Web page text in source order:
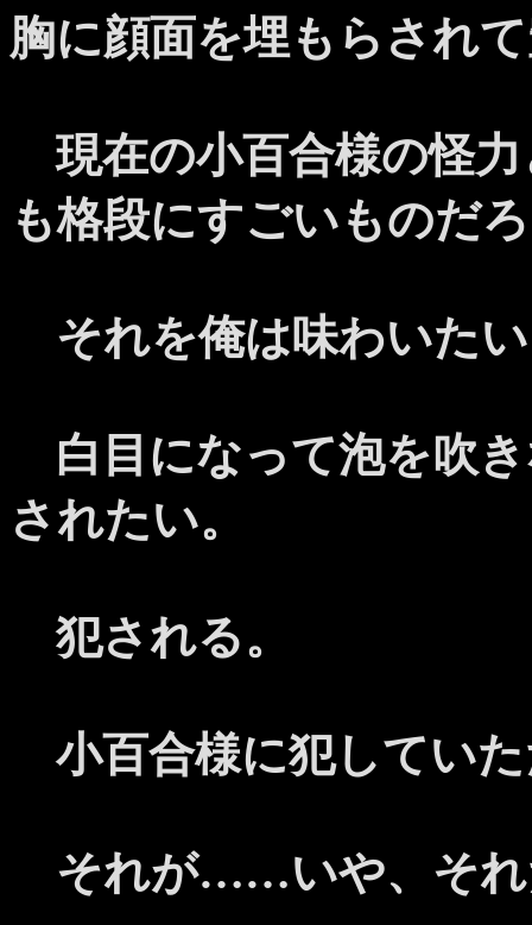
胸に顔面を埋もらされ
現在の小百合様の怪
も格段にすごいものだ
それを俺は味わいた
白目になって泡を吹
されたい。
犯される。
小百合様に犯してい
それが……いや、それ